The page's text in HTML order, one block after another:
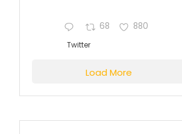
68 880
Twitter
Load More